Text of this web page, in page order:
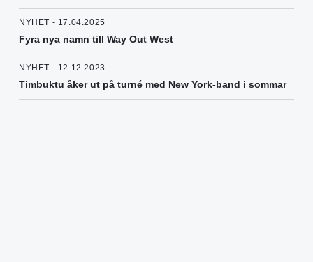
NYHET - 17.04.2025
Fyra nya namn till Way Out West
NYHET - 12.12.2023
Timbuktu åker ut på turné med New York-band i sommar